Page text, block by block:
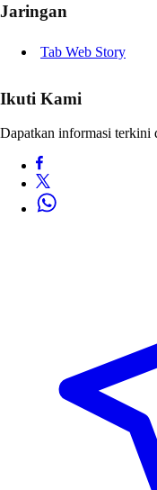
Jaringan
Tab Web Story
Ikuti Kami
Dapatkan informasi terkini